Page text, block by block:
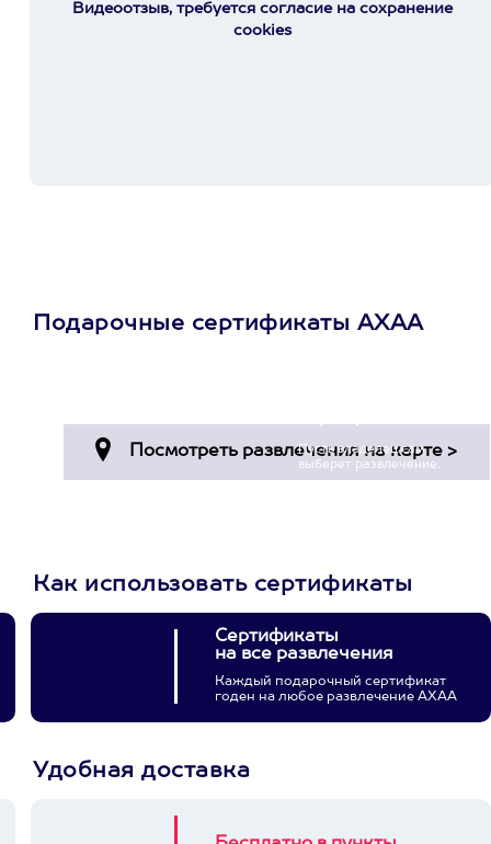
Видеоотзыв, требуется согласие на сохранение
cookies
Подарочные сертификаты АХАА
Пусть владелец сам
выберет развлечение.
Как использовать сертификаты
Сертификаты
на все развлечения
Каждый подарочный сертификат
годен на любое развлечение АХАА
Удобная доставка